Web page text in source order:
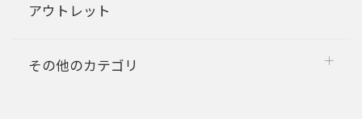
アウトレット
その他のカテゴリ